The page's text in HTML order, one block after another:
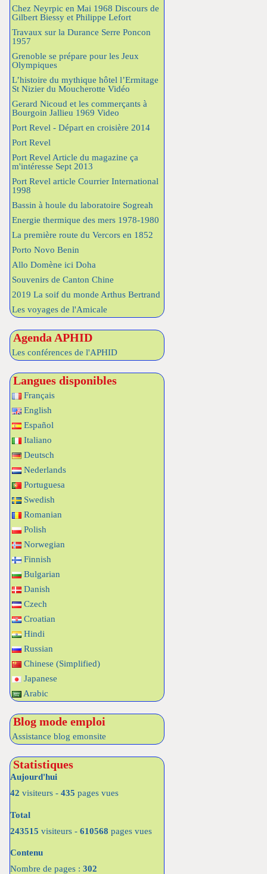
Chez Neyrpic en Mai 1968 Discours de
Gilbert Biessy et Philippe Lefort
Travaux sur la Durance Serre Poncon
1957
Grenoble se prépare pour les Jeux
Olympiques
L’histoire du mythique hôtel l’Ermitage
St Nizier du Moucherotte Vidéo
Gerard Nicoud et les commerçants à
Bourgoin Jallieu 1969 Video
Port Revel - Départ en croisière 2014
Port Revel
Port Revel Article du magazine ça
m'intéresse Sept 2013
Port Revel article Courrier International
1998
Bassin à houle du laboratoire Sogreah
Energie thermique des mers 1978-1980
La première route du Vercors en 1852
Porto Novo Benin
Allo Domène ici Doha
Souvenirs de Canton Chine
2019 La soif du monde Arthus Bertrand
Les voyages de l'Amicale
Agenda APHID
Les conférences de l'APHID
Langues disponibles
Français
English
Español
Italiano
Deutsch
Nederlands
Portuguesa
Swedish
Romanian
Polish
Norwegian
Finnish
Bulgarian
Danish
Czech
Croatian
Hindi
Russian
Chinese (Simplified)
Japanese
Arabic
Blog mode emploi
Assistance blog emonsite
Statistiques
Aujourd'hui
42 visiteurs - 435 pages vues
Total
243515 visiteurs - 610568 pages vues
Contenu
Nombre de pages : 302